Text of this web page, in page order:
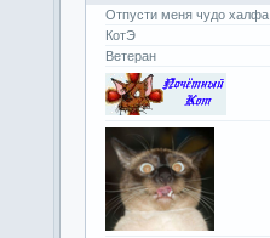
Отпусти меня чудо халфа
КотЭ
Ветеран